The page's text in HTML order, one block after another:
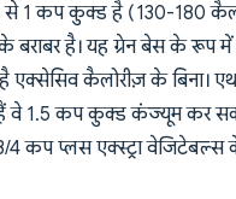
से 1 कप कुक्ड है (130-180
बराबर है। यह ग्रेन बेस के रूप में
है एक्सेसिव कैलोरीज़ के बिना।
वे 1.5 कप कुक्ड कंज्यूम कर
4 कप प्लस एक्स्ट्रा वेजिटेबल्स